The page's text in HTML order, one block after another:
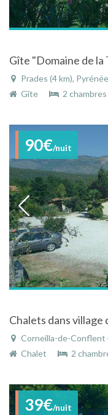
Prades (4 km), Pyrénées-
Gîte
2 chambres
90€/nuit
Corneilla-de-Conflent (4 km),
Chalet
2
39€/nuit